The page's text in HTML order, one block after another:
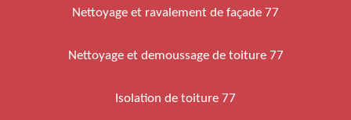
Nettoyage et ravalement de façade 77
Nettoyage et demoussage de toiture 77
Isolation de toiture 77